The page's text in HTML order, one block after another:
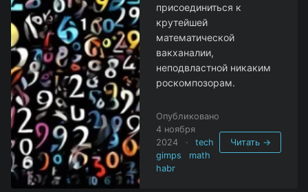
присоединиться к
крутейшей
математической
вакханалии,
неподвластной никаким
роскомпозорам.
Опубликовано
4 ноября
2024
·
tech
gimps
math
habr
Читать →